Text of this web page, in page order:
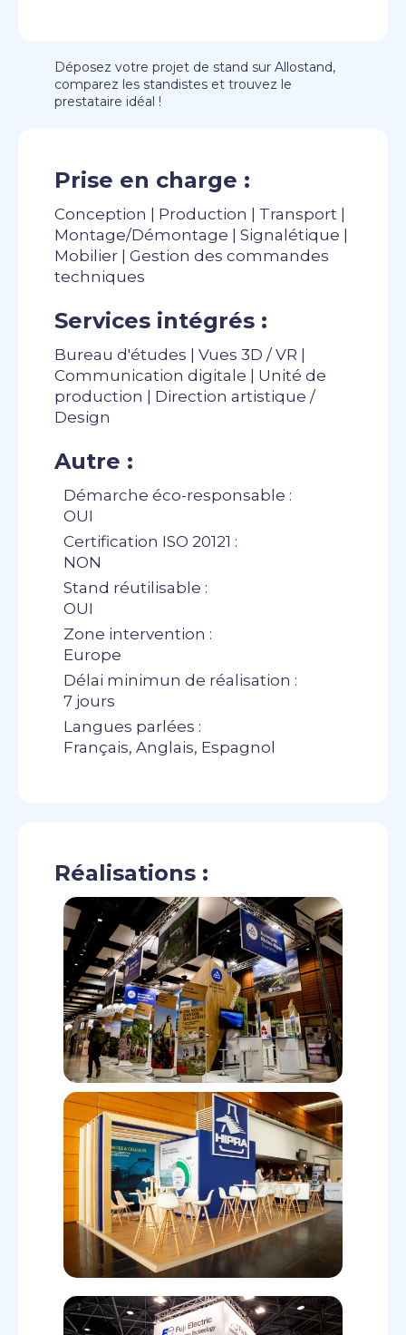
Déposez votre projet de stand sur Allostand,
comparez les standistes et trouvez le
prestataire idéal !
Prise en charge :
Conception | Production | Transport |
Montage/Démontage | Signalétique |
Mobilier | Gestion des commandes
techniques
Services intégrés :
Bureau d'études | Vues 3D / VR |
Communication digitale | Unité de
production | Direction artistique /
Design
Autre :
Démarche éco-responsable :
OUI
Certification ISO 20121 :
NON
Stand réutilisable :
OUI
Zone intervention :
Europe
Délai minimun de réalisation :
7 jours
Langues parlées :
Français, Anglais, Espagnol
Réalisations :